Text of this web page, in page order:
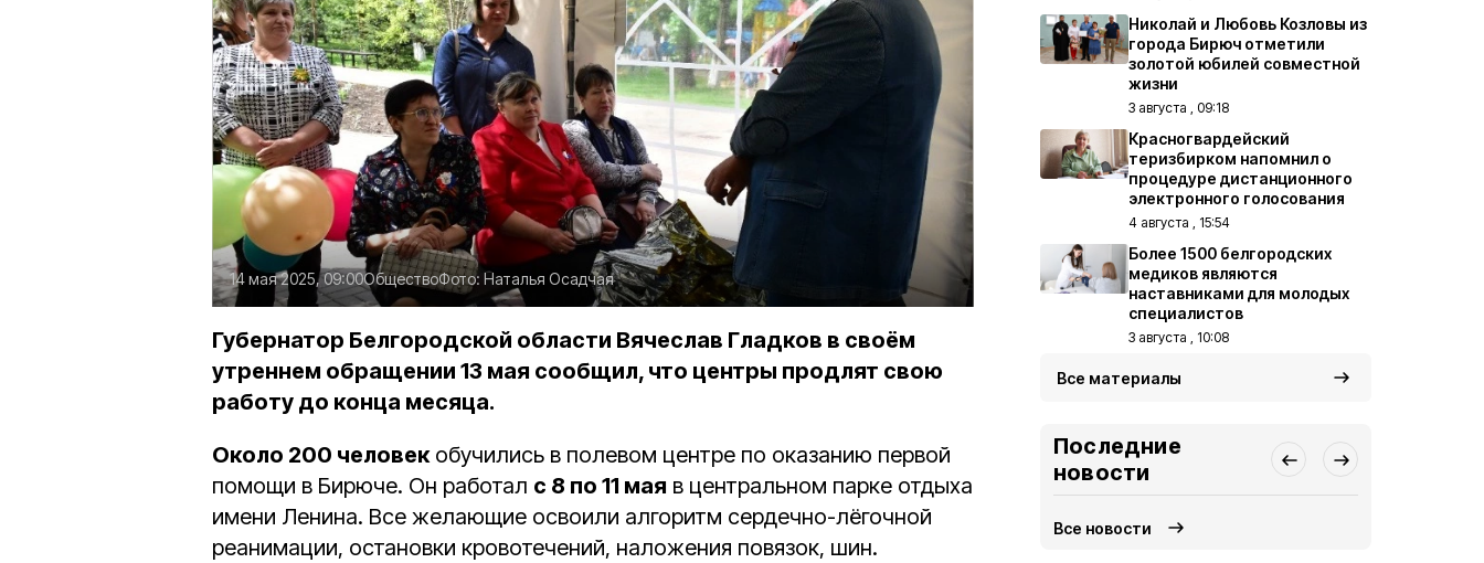
14 мая 2025, 09:00ОбществоФото: Наталья Осадчая
Губернатор Белгородской области Вячеслав Гладков в своём
утреннем обращении 13 мая сообщил, что центры продлят свою
работу до конца месяца.
Около 200 человекобучились в полевом центре по оказанию первой
помощи в Бирюче. Он работал с 8 по 11 мая в центральном парке отдыха
имени Ленина. Все желающие освоили алгоритм сердечно-лёгочной
реанимации, остановки кровотечений, наложения повязок, шин.
Николай и Любовь Козловы из
города Бирюч отметили
золотой юбилей совместной
жизни
3 августа , 09:18
Красногвардейский
теризбирком напомнил о
процедуре дистанционного
электронного голосования
4 августа , 15:54
Более 1500 белгородских
медиков являются
наставниками для молодых
специалистов
3 августа , 10:08
Все материалы
Последние
новости
Все новости